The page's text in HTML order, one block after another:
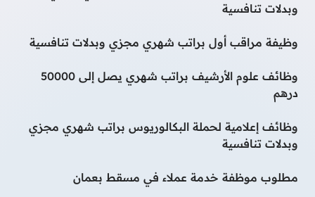
وبدلات تنافسية
وظيفة مراقب أول براتب شهري مجزي وبدلات تنافسية
وظائف علوم الأرشيف براتب شهري يصل إلى 50000
درهم
وظائف إعلامية لحملة البكالوريوس براتب شهري مجزي
وبدلات تنافسية
مطلوب موظفة خدمة عملاء في مسقط بعمان